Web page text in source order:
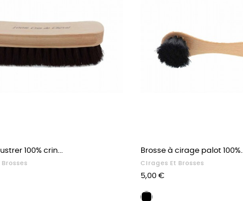
100% crin... Brosse à cirage palot 100%...
Cirages Et Brosses
Prix
5,00 €
Brosse